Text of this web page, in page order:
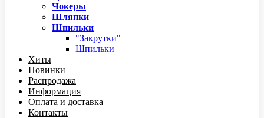
Чокеры
Шляпки
Шпильки
"Закрутки"
Шпильки
Хиты
Новинки
Распродажа
Информация
Оплата и доставка
Контакты